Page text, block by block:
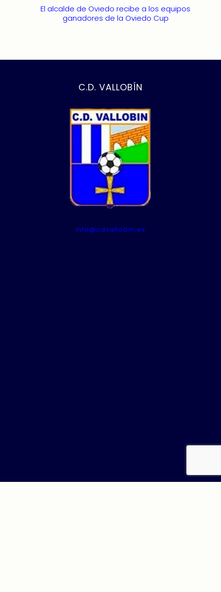
El alcalde de Oviedo recibe a los equipos
ganadores de la Oviedo Cup
C.D. VALLOBÍN
info@cdvallobin.es